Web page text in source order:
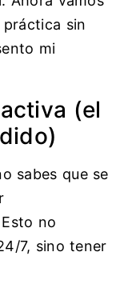
práctica sin
mi
(el
sabes que se
no
7, sino tener